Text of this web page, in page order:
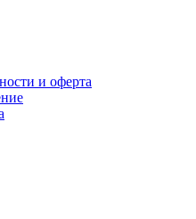
и оферта